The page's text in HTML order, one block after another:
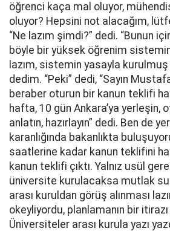
öğrenci kaça mal oluyor,
oluyor? Hepsini not alacağım,
“Ne lazım şimdi?” dedi. “Bunun
böyle bir yüksek öğrenim
lazım, sistemin yasayla kurulmuş
dedim. “Peki” dedi, “Sayın
beraber oturun bir kanun teklifi
hafta, 10 gün Ankara’ya yerleşin,
anlatın, hazırlayın” dedi. Ben de
karanlığında bakanlıkta
saatlerine kadar kanun teklifini
kanun teklifi çıktı. Yalnız usül
üniversite kurulacaksa mutlak
arası kuruldan görüş alınması
okeyliyordu, planlamanın bir
Üniversiteler arası kurula yazı